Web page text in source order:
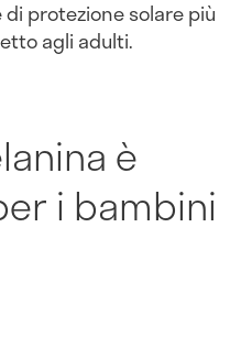
protezione solare più
agli adulti.
è
i bambini